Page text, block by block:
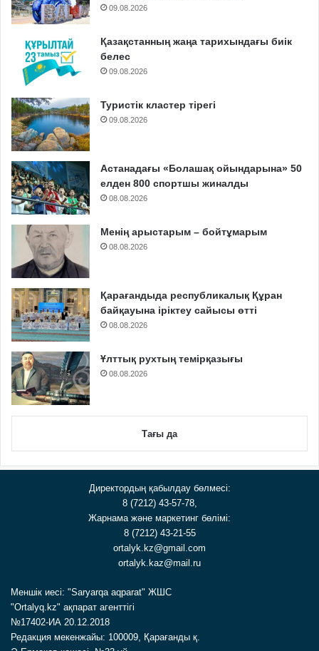
09.08.2026
Қазақстанның жаңа тарихындағы биік
белес
09.08.2026
Туристік кластер тірегі
09.08.2026
Астанадағы «Болашақ ойындарына» 50
елден 800 спортшы жиналды
08.08.2026
Менің арыстарым – бойтұмарым
08.08.2026
Қарағандыда республикалық Құран
байқауына іріктеу сайысы өтті
08.08.2026
Ұлттық рухтың темірқазығы
08.08.2026
Тағы да
Директордың қабылдау бөлмесі:
8 (7212) 43-57-78,
Жарнама және маркетинг бөлімі:
8 (7212) 43-21-55
ortalyk.kz@gmail.com
ortalyk.kaz@mail.ru
Меншік иесі: "Saryarqa aqparat" ЖШС
"Ortalyq.kz" ақпарат агенттігі
№17402-ИА 20.12.2018
Редакция мекенжайы: 100009, Қарағанды қ.